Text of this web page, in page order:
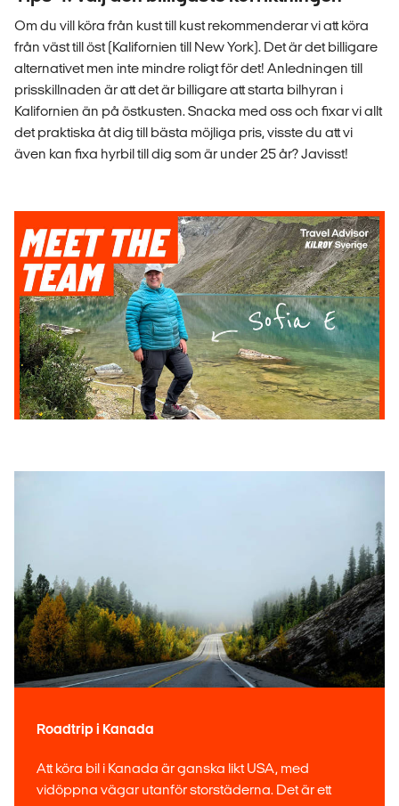
Om du vill köra från kust till kust rekommenderar vi att köra
från väst till öst (Kalifornien till New York). Det är det billigare
alternativet men inte mindre roligt för det! Anledningen till
prisskillnaden är att det är billigare att starta bilhyran i
Kalifornien än på östkusten. Snacka med oss och fixar vi allt
det praktiska åt dig till bästa möjliga pris, visste du att vi
även kan fixa hyrbil till dig som är under 25 år? Javisst!
Roadtrip i Kanada
Att köra bil i Kanada är ganska likt USA, med
vidöppna vägar utanför storstäderna. Det är ett